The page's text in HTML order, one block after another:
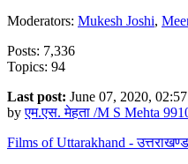
Moderators: Mukesh Joshi,
Posts: 7,336
Topics: 94
Last post: June 07, 2020,
byएम.एस. मेहता /M S Mehta
Films of Uttarakhand -